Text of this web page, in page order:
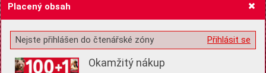
Žádost o souhlas s ukládáním volitelných informací
Placený obsah
Přihlásit se
Nejste přihlášen do čtenářské zóny
Okamžitý nákup